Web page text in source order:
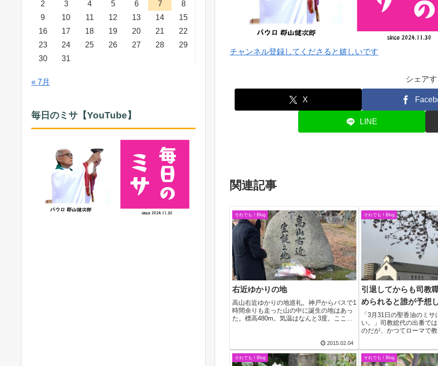
チャンネル登録してくださると嬉しいです
シェア
X
LINE
関連記事
それでも！Blog
右近ゆかりの地
高山右近ゆかりの地巡礼。神戸からバスで1
時間余りも走った山の中に誕生の地はあっ
た。標高480m。気温はなんと3度。ここも
ニティーセンターで町長さんをはじめ、多
くの議...
2015.02.04
それでも！Blog
引退してからも司教
められると誰が予想
「3月31日の聖香油のミ
い。」司教総代の出番で
のだが、かつてローマで
た。年の瀬も押し迫った
だしく帰天し...
それでも！Blog それでも！Blog
2
3 4 5 6 7
8
9
10 11 12 13 14
15
16
17 18 19 20 21
22
23
24 25 26 27 28
29
30
31
« 7月
毎日のミサ【YouTube】